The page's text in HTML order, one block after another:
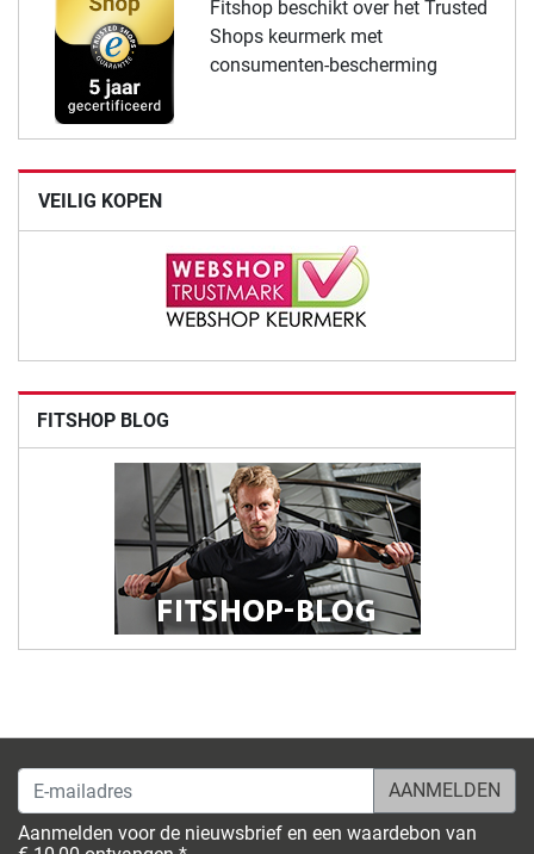
Fitshop beschikt over het Trusted
Shops keurmerk met
consumenten-bescherming
VEILIG KOPEN
FITSHOP BLOG
E-mailadres
Aanmelden voor de nieuwsbrief en een waardebon van